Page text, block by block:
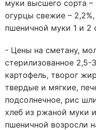
муки высшего сорта –
огурцы свежие –
пшеничной муки 1 и 2
- Цены на сметану,
стерилизованное 2,5-
картофель, творог
твердые и мягкие,
подсолнечное, рис
хлеб из ржаной муки
пшеничной возросли